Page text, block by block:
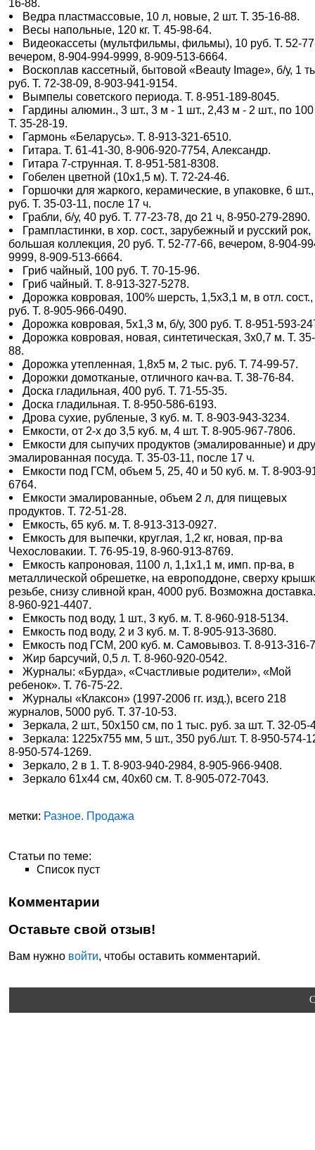
16-88.
Ведра пластмассовые, 10 л, новые, 2 шт. Т. 35-16-88.
Весы напольные, 120 кг. Т. 45-98-64.
Видеокассеты (мультфильмы, фильмы), 10 руб. Т. 52-
вечером, 8-904-994-9999, 8-909-513-6664.
Воскоплав кассетный, бытовой «Beauty Image», б/у, 1
руб. Т. 72-38-09, 8-903-941-9154.
Вымпелы советского периода. Т. 8-951-189-8045.
Гардины алюмин., 3 шт., 3 м - 1 шт., 2,43 м - 2 шт., по
Т. 35-28-19.
Гармонь «Беларусь». Т. 8-913-321-6510.
Гитара. Т. 61-41-30, 8-906-920-7754, Александр.
Гитара 7-струнная. Т. 8-951-581-8308.
Гобелен цветной (10х1,5 м). Т. 72-24-46.
Горшочки для жаркого, керамические, в упаковке, 6
руб. Т. 35-03-11, после 17 ч.
Грабли, б/у, 40 руб. Т. 77-23-78, до 21 ч, 8-950-279-2890.
Грампластинки, в хор. сост., зарубежный и русский рок,
большая коллекция, 20 руб. Т. 52-77-66, вечером, 8-904-
9999, 8-909-513-6664.
Гриб чайный, 100 руб. Т. 70-15-96.
Гриб чайный. Т. 8-913-327-5278.
Дорожка ковровая, 100% шерсть, 1,5х3,1 м, в отл.
руб. Т. 8-905-966-0490.
Дорожка ковровая, 5х1,3 м, б/у, 300 руб. Т. 8-951-593-
Дорожка ковровая, новая, синтетическая, 3х0,7 м. Т.
88.
Дорожка утепленная, 1,8х5 м, 2 тыс. руб. Т. 74-99-57.
Дорожки домотканые, отличного кач-ва. Т. 38-76-84.
Доска гладильная, 400 руб. Т. 71-55-35.
Доска гладильная. Т. 8-950-586-6193.
Дрова сухие, рубленые, 3 куб. м. Т. 8-903-943-3234.
Емкости, от 2-х до 3,5 куб. м, 4 шт. Т. 8-905-967-7806.
Емкости для сыпучих продуктов (эмалированные) и
эмалированная посуда. Т. 35-03-11, после 17 ч.
Емкости под ГСМ, объем 5, 25, 40 и 50 куб. м. Т. 8-903-
6764.
Емкости эмалированные, объем 2 л, для пищевых
продуктов. Т. 72-51-28.
Емкость, 65 куб. м. Т. 8-913-313-0927.
Емкость для выпечки, круглая, 1,2 кг, новая, пр-ва
Чехословакии. Т. 76-95-19, 8-960-913-8769.
Емкость капроновая, 1100 л, 1,1х1,1 м, имп. пр-ва, в
металлической обрешетке, на европоддоне, сверху
резьбе, снизу сливной кран, 4000 руб. Возможна
8-960-921-4407.
Емкость под воду, 1 шт., 3 куб. м. Т. 8-960-918-5134.
Емкость под воду, 2 и 3 куб. м. Т. 8-905-913-3680.
Емкость под ГСМ, 200 куб. м. Самовывоз. Т. 8-913-316-
Жир барсучий, 0,5 л. Т. 8-960-920-0542.
Журналы: «Бурда», «Счастливые родители», «Мой
ребенок». Т. 76-75-22.
Журналы «Клаксон» (1997-2006 гг. изд.), всего 218
журналов, 5000 руб. Т. 37-10-53.
Зеркала, 2 шт., 50х150 см, по 1 тыс. руб. за шт. Т. 32-05-
Зеркала: 1225х755 мм, 5 шт., 350 руб./шт. Т. 8-950-574-
8-950-574-1269.
Зеркало, 2 в 1. Т. 8-903-940-2984, 8-905-966-9408.
Зеркало 61х44 см, 40х60 см. Т. 8-905-072-7043.
метки: Разное. Продажа
Статьи по теме:
Список пуст
Комментарии
Оставьте свой отзыв!
Вам нужно войти, чтобы оставить комментарий.